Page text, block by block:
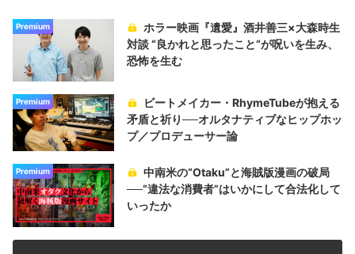
Premium
ホラー映画『遺愛』酒井善三×大森時生
対談 “良かれと思ったこと“が呪いを生み、
恐怖を生む
Premium
ビートメイカー・RhymeTubeが抱える
矛盾と祈り──オルタナティブなヒップホッ
プ／プロデューサー論
Premium
中南米の“Otaku”と海賊版漫画の破局
──“違法な消費者”はいかにして合法化して
いったか